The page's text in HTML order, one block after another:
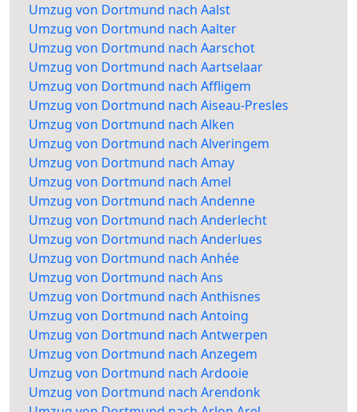
Umzug von Dortmund nach Aalst
Umzug von Dortmund nach Aalter
Umzug von Dortmund nach Aarschot
Umzug von Dortmund nach Aartselaar
Umzug von Dortmund nach Affligem
Umzug von Dortmund nach Aiseau-Presles
Umzug von Dortmund nach Alken
Umzug von Dortmund nach Alveringem
Umzug von Dortmund nach Amay
Umzug von Dortmund nach Amel
Umzug von Dortmund nach Andenne
Umzug von Dortmund nach Anderlecht
Umzug von Dortmund nach Anderlues
Umzug von Dortmund nach Anhée
Umzug von Dortmund nach Ans
Umzug von Dortmund nach Anthisnes
Umzug von Dortmund nach Antoing
Umzug von Dortmund nach Antwerpen
Umzug von Dortmund nach Anzegem
Umzug von Dortmund nach Ardooie
Umzug von Dortmund nach Arendonk